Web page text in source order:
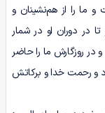
و ما را از هم‌نشینان و
در دوران او در شمار
در روزگارش ما را حاضر
و رحمت خدا و برکاتش